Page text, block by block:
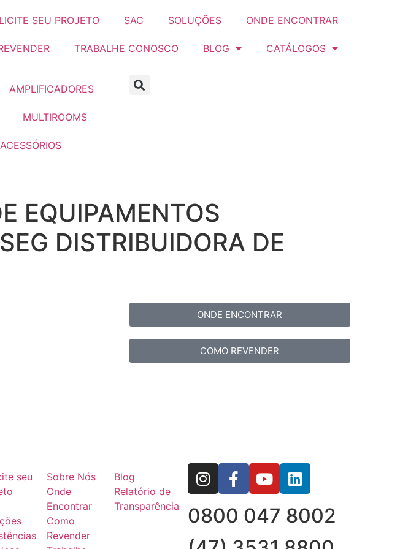
SEU PROJETO SAC SOLUÇÕES ONDE ENCONTRAR
TRABALHE CONOSCO BLOG CATÁLOGOS
AMPLIFICADORES
MULTIROOMS
ACESSÓRIOS
EQUIPAMENTOS
DISTRIBUIDORA DE
ONDE ENCONTRAR
COMO REVENDER
seu
Sobre Nós
Onde
Encontrar
Como
Revender
Blog
Relatório de
Transparência
0800 047 8002